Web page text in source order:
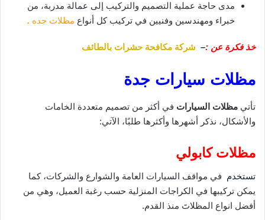
مدى حاجة عملية التصميم والتركيب إلى عمالة مدربة، من
خبراء ومهندسين وفنيين في تركيب كل أنواع مظلات جده .
خذ فكرة عن :– شركة مكافحة حشرات بالطائف
مظلات سيارات جدة
تأتي مظلات السيارات في أكثر من تصميم متعددة الخامات
والأشكال، نذكر أشهرها وأكثرها طلبًا، الآتي:
مظلات كابولي
تستخدم في مواقف السيارات العامة والشوارع والشركات، كما
يمكن تركيبها في الكراجات المنزلية حسب رغبة العميل، وهي من
أفضل انواع المظلاتَ منذ القدم.